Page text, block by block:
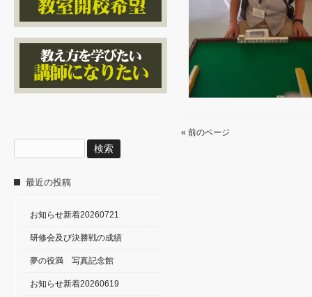
« 前のページ
索:
最近の投稿
お知らせ新着20260721
研修会及び決勝戦の成績
夢の役満 写真記念館
お知らせ新着20260619